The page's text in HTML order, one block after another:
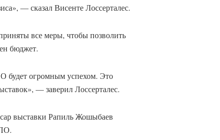
— сказал Висенте Лоссерталес.
все меры, чтобы позволить
бюджет.
будет огромным успехом. Это
— заверил Лоссерталес.
выставки Рапиль Жошыбаев